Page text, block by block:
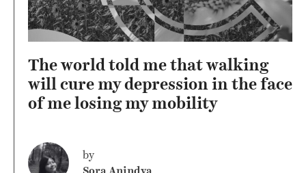
The world told me that walking
will cure my depression in the face
of me losing my mobility
by